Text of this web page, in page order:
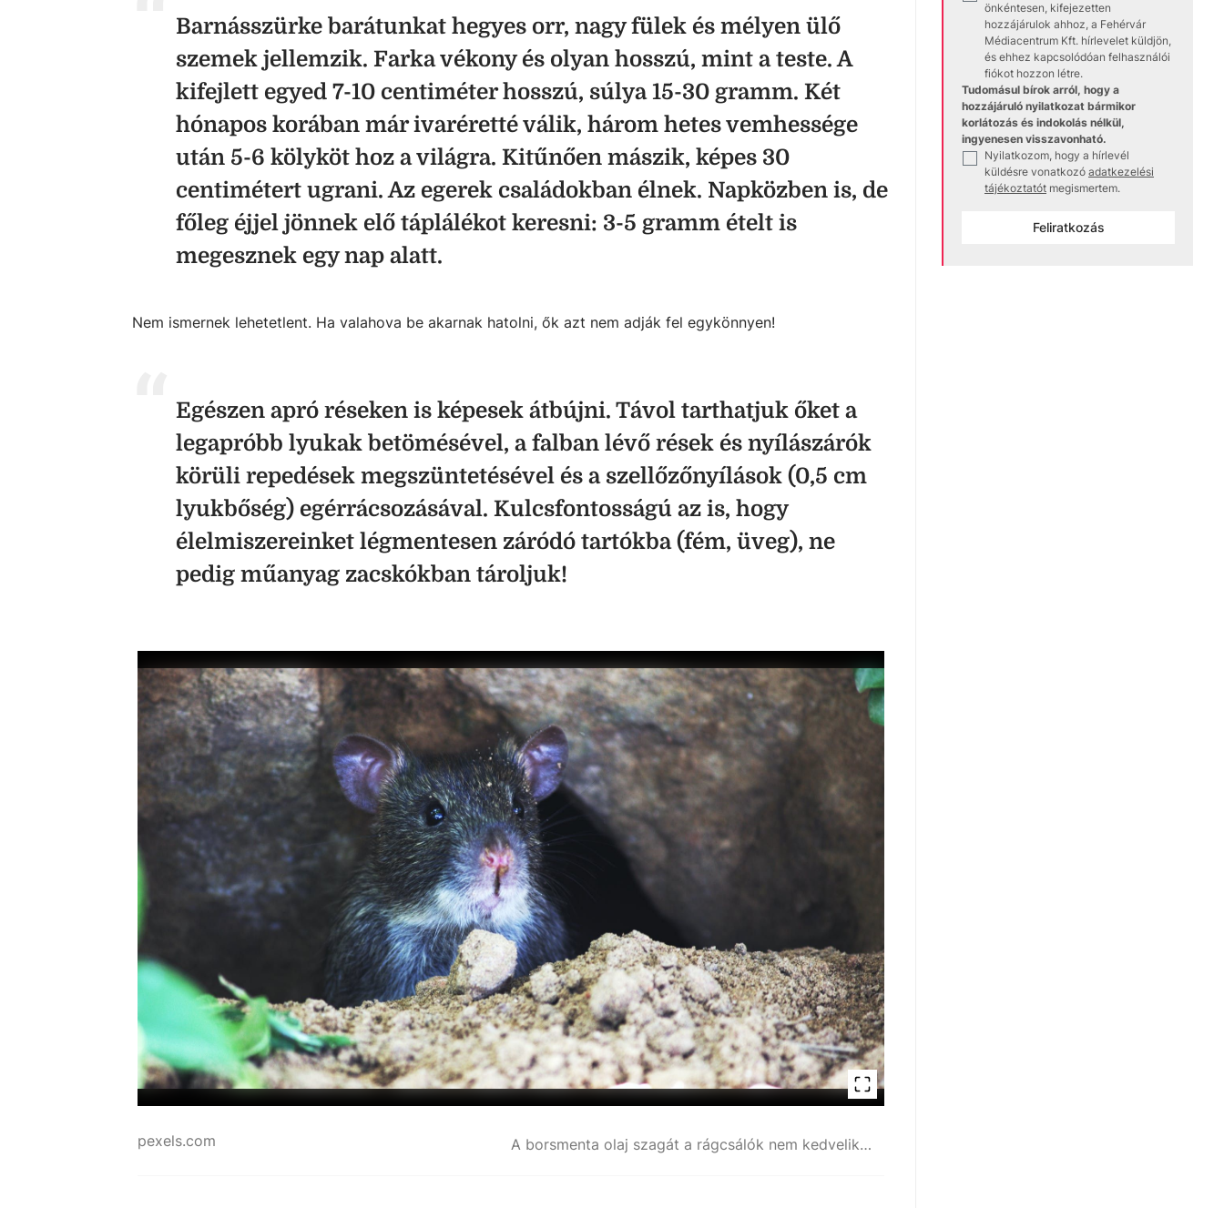
Barnásszürke barátunkat hegyes orr, nagy fülek és mélyen ülő
szemek jellemzik. Farka vékony és olyan hosszú, mint a teste. A
kifejlett egyed 7-10 centiméter hosszú, súlya 15-30 gramm. Két
hónapos korában már ivaréretté válik, három hetes vemhessége
után 5-6 kölyköt hoz a világra. Kitűnően mászik, képes 30
centimétert ugrani. Az egerek családokban élnek. Napközben is, de
főleg éjjel jönnek elő táplálékot keresni: 3-5 gramm ételt is
megesznek egy nap alatt.
Nem ismernek lehetetlent. Ha valahova be akarnak hatolni, ők azt nem adják fel egykönnyen!
Egészen apró réseken is képesek átbújni. Távol tarthatjuk őket a
legapróbb lyukak betömésével, a falban lévő rések és nyílászárók
körüli repedések megszüntetésével és a szellőzőnyílások (0,5 cm
lyukbőség) egérrácsozásával. Kulcsfontosságú az is, hogy
élelmiszereinket légmentesen záródó tartókba (fém, üveg), ne
pedig műanyag zacskókban tároljuk!
pexels.com A borsmenta olaj szagát a rágcsálók nem kedvelik
önkéntesen, kifejezetten
hozzájárulok ahhoz, a Fehérvár
Médiacentrum Kft. hírlevelet küldjön,
és ehhez kapcsolódóan felhasználói
fiókot hozzon létre.
Tudomásul bírok arról, hogy a
hozzájáruló nyilatkozat bármikor
korlátozás és indokolás nélkül,
ingyenesen visszavonható.
Nyilatkozom, hogy a hírlevél
küldésre vonatkozó adatkezelési
tájékoztatót megismertem.
Feliratkozás